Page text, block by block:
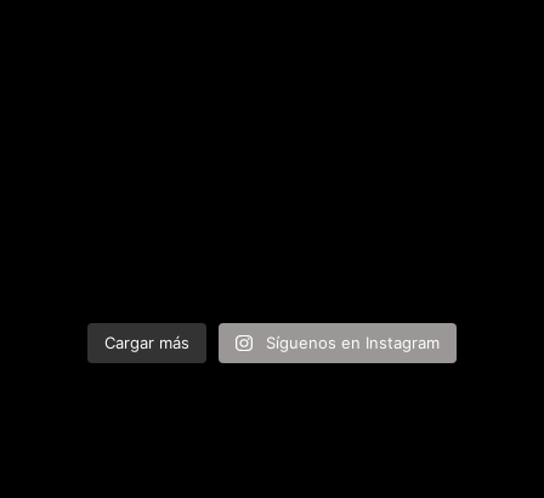
Cargar más Síguenos en Instagram